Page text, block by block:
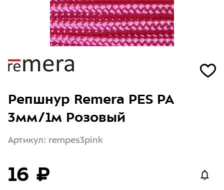
Репшнур Remera PES РА
3мм/1м Розовый
Артикул: rempes3pink
16 ₽